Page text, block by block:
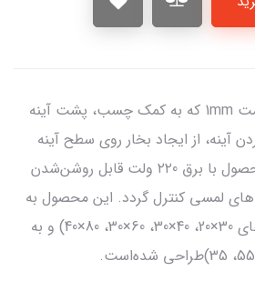
گرمکن ضد‌بخار با ضخامت 1mm که به کمک چسب، پشت آینه
آینه، از ایجاد بخار روی سطح آینه
جلوگیری می‌کند. این محصول با برق ۲۲0 ولت قابل روشن‌شدن
لمسی کنترل گردد. این محصول به
شکل مستطیل(در سایزهای 30×20، 40×30، 60×30، 80×40) و به